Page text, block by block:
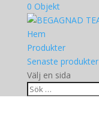
0 Objekt
Hem
Produkter
Senaste produkter
Välj en sida